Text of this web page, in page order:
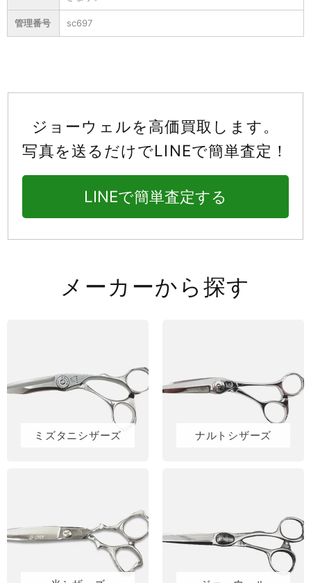
管理番号 sc697
ジョーウェルを高価買取します。
写真を送るだけでLINEで簡単査定！
LINEで簡単査定する
メーカーから探す
ミズタニシザーズ ナルトシザーズ